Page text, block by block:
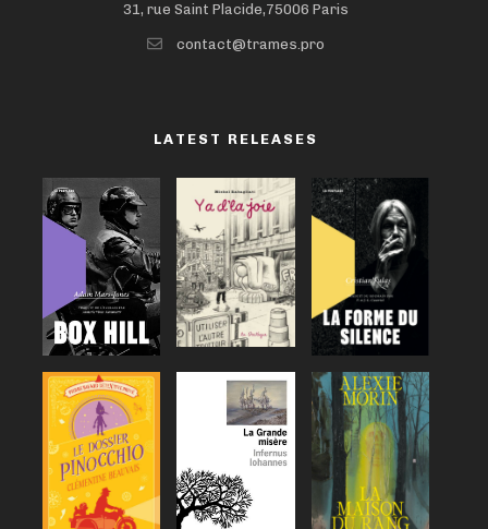
31, rue Saint Placide,75006 Paris
contact@trames.pro
LATEST RELEASES